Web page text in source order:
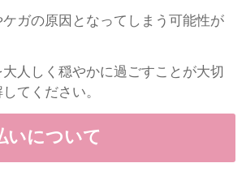
ガの原因となってしまう可能性が
人しく穏やかに過ごすことが大切
てください。
いについて